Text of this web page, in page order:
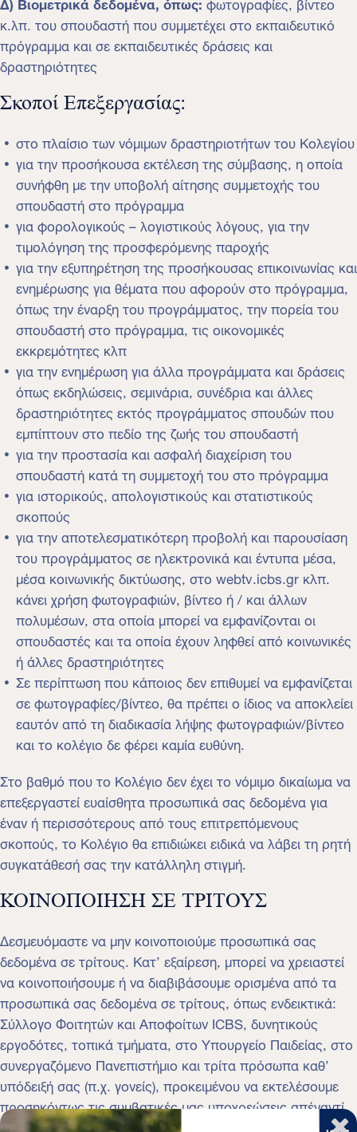
κ.λπ. του σπουδαστή που συμμετέχει στο εκπαιδευτικό
πρόγραμμα και σε εκπαιδευτικές δράσεις και
δραστηριότητες
Σκοποί Επεξεργασίας:
στο πλαίσιο των νόμιμων δραστηριοτήτων του Κολεγίου
για την προσήκουσα εκτέλεση της σύμβασης, η οποία
συνήφθη με την υποβολή αίτησης συμμετοχής του
σπουδαστή στο πρόγραμμα
για φορολογικούς – λογιστικούς λόγους, για την
τιμολόγηση της προσφερόμενης παροχής
για την εξυπηρέτηση της προσήκουσας επικοινωνίας και
ενημέρωσης για θέματα που αφορούν στο πρόγραμμα,
όπως την έναρξη του προγράμματος, την πορεία του
σπουδαστή στο πρόγραμμα, τις οικονομικές
εκκρεμότητες κλπ
για την ενημέρωση για άλλα προγράμματα και δράσεις
όπως εκδηλώσεις, σεμινάρια, συνέδρια και άλλες
δραστηριότητες εκτός προγράμματος σπουδών που
εμπίπτουν στο πεδίο της ζωής του σπουδαστή
για την προστασία και ασφαλή διαχείριση του
σπουδαστή κατά τη συμμετοχή του στο πρόγραμμα
για ιστορικούς, απολογιστικούς και στατιστικούς
σκοπούς
για την αποτελεσματικότερη προβολή και παρουσίαση
του προγράμματος σε ηλεκτρονικά και έντυπα μέσα,
μέσα κοινωνικής δικτύωσης, στο webtv.icbs.gr κλπ.
κάνει χρήση φωτογραφιών, βίντεο ή / και άλλων
πολυμέσων, στα οποία μπορεί να εμφανίζονται οι
σπουδαστές και τα οποία έχουν ληφθεί από κοινωνικές
ή άλλες δραστηριότητες
Σε περίπτωση που κάποιος δεν επιθυμεί να εμφανίζεται
σε φωτογραφίες/βίντεο, θα πρέπει ο ίδιος να αποκλείει
εαυτόν από τη διαδικασία λήψης φωτογραφιών/βίντεο
και το κολέγιο δε φέρει καμία ευθύνη.
Στο βαθμό που το Κολέγιο δεν έχει το νόμιμο δικαίωμα να
επεξεργαστεί ευαίσθητα προσωπικά σας δεδομένα για
έναν ή περισσότερους από τους επιτρεπόμενους
σκοπούς, το Κολέγιο θα επιδιώκει ειδικά να λάβει τη ρητή
συγκατάθεσή σας την κατάλληλη στιγμή.
ΚΟΙΝΟΠΟΙΗΣΗ ΣΕ ΤΡΙΤΟΥΣ
Δεσμευόμαστε να μην κοινοποιούμε προσωπικά σας
δεδομένα σε τρίτους. Κατ’ εξαίρεση, μπορεί να χρειαστεί
να κοινοποιήσουμε ή να διαβιβάσουμε ορισμένα από τα
προσωπικά σας δεδομένα σε τρίτους, όπως ενδεικτικά:
Σύλλογο Φοιτητών και Αποφοίτων ICBS, δυνητικούς
εργοδότες, τοπικά τμήματα, στο Υπουργείο Παιδείας, στο
συνεργαζόμενο Πανεπιστήμιο και τρίτα πρόσωπα καθ’
υπόδειξή σας (π.χ. γονείς), προκειμένου να εκτελέσουμε
προσηκόντως τις συμβατικές μας υποχρεώσεις απέναντί
σας. Επίσης, ενδέχεται σε ορισμένες περιπτώσεις να